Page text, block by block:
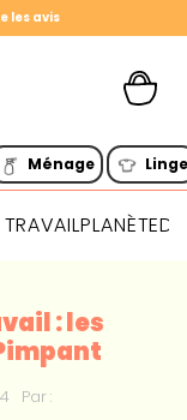
les avis
Ménage
PLANÈTE
: les
Par :